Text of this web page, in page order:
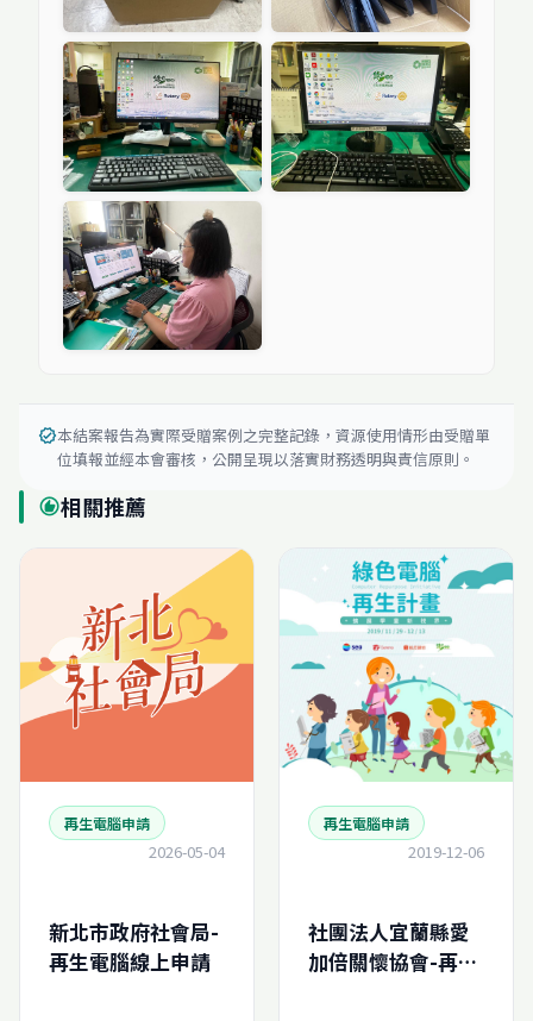
verified本結案報告為實際受贈案例之完整記錄，資源使用情形由受贈單
位填報並經本會審核，公開呈現以落實財務透明與責信原則。
recommend相關推薦
再生電腦申請
2026-05-04
新北市政府社會局-
再生電腦線上申請
再生電腦申請
2019-12-06
社團法人宜蘭縣愛
加倍關懷協會-再生